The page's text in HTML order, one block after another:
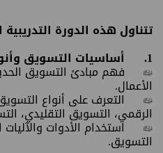
تتناول هذه الدورة التدريبية
1.
أساسيات التسويق
• فهم مبادئ التسويق
الأعمال.
• التعرف على أنواع
الرقمي، التسويق التقليدي،
• استخدام الأدوات
التسويق.